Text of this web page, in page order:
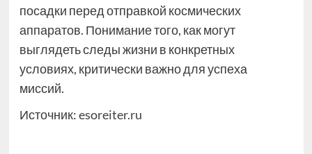
посадки перед отправкой космических
аппаратов. Понимание того, как могут
выглядеть следы жизни в конкретных
условиях, критически важно для успеха
миссий.
Источник:esoreiter.ru